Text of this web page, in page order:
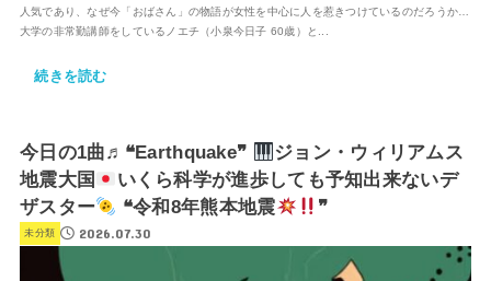
人気であり、なぜ今「おばさん」の物語が女性を中心に人を惹きつけているのだろうか…
大学の非常勤講師をしているノエチ（小泉今日子 60歳）と...
続きを読む
今日の1曲♬❝Earthquake❞
ジョン・ウィリアムス
地震大国
いくら科学が進歩しても予知出来ないデ
ザスター
❝令和8年熊本地震 ❞
未分類 2026.07.30